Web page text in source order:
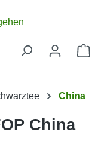
China
China